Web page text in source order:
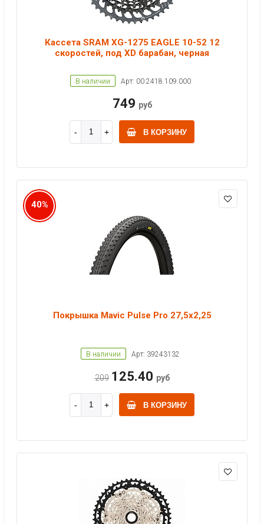
Кассета SRAM XG-1275 EAGLE 10-52 12
скоростей, под XD барабан, черная
В наличии Арт: 00.2418.109.000
749 руб
В КОРЗИНУ
40%
Покрышка Mavic Pulse Pro 27,5x2,25
В наличии Арт: 39243132
209 125.40 руб
В КОРЗИНУ